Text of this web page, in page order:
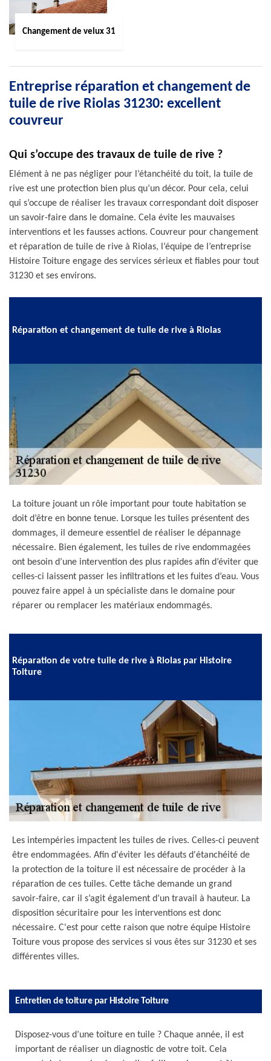
Changement de velux 31
Entreprise réparation et changement de
tuile de rive Riolas 31230: excellent
couvreur
Qui s’occupe des travaux de tuile de rive ?
Elément à ne pas négliger pour l’étanchéité du toit, la tuile de
rive est une protection bien plus qu’un décor. Pour cela, celui
qui s’occupe de réaliser les travaux correspondant doit disposer
un savoir-faire dans le domaine. Cela évite les mauvaises
interventions et les fausses actions. Couvreur pour changement
et réparation de tuile de rive à Riolas, l’équipe de l’entreprise
Histoire Toiture engage des services sérieux et fiables pour tout
31230 et ses environs.
Réparation et changement de tuile de rive à Riolas
La toiture jouant un rôle important pour toute habitation se
doit d’être en bonne tenue. Lorsque les tuiles présentent des
dommages, il demeure essentiel de réaliser le dépannage
nécessaire. Bien également, les tuiles de rive endommagées
ont besoin d’une intervention des plus rapides afin d’éviter que
celles-ci laissent passer les infiltrations et les fuites d’eau. Vous
pouvez faire appel à un spécialiste dans le domaine pour
réparer ou remplacer les matériaux endommagés.
Réparation de votre tuile de rive à Riolas par Histoire
Toiture
Les intempéries impactent les tuiles de rives. Celles-ci peuvent
être endommagées. Afin d'éviter les défauts d'étanchéité de
la protection de la toiture il est nécessaire de procéder à la
réparation de ces tuiles. Cette tâche demande un grand
savoir-faire, car il s’agit également d’un travail à hauteur. La
disposition sécuritaire pour les interventions est donc
nécessaire. C'est pour cette raison que notre équipe Histoire
Toiture vous propose des services si vous êtes sur 31230 et ses
différentes villes.
Entretien de toiture par Histoire Toiture
Disposez-vous d’une toiture en tuile ? Chaque année, il est
important de réaliser un diagnostic de votre toit. Cela